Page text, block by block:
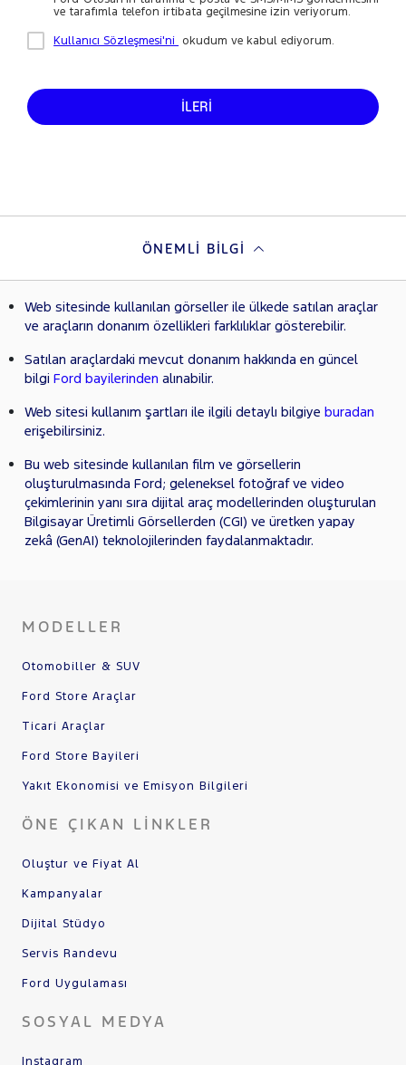
ve tarafımla telefon irtibata geçilmesine izin veriyorum.
Kullanıcı Sözleşmesi'ni okudum ve kabul ediyorum.
İLERİ
ÖNEMLI BILGI
Web sitesinde kullanılan görseller ile ülkede satılan araçlar
ve araçların donanım özellikleri farklılıklar gösterebilir.
Satılan araçlardaki mevcut donanım hakkında en güncel
bilgi Ford bayilerinden alınabilir.
Web sitesi kullanım şartları ile ilgili detaylı bilgiye buradan
erişebilirsiniz.
Bu web sitesinde kullanılan film ve görsellerin
oluşturulmasında Ford; geleneksel fotoğraf ve video
çekimlerinin yanı sıra dijital araç modellerinden oluşturulan
Bilgisayar Üretimli Görsellerden (CGI) ve üretken yapay
zekâ (GenAI) teknolojilerinden faydalanmaktadır.
MODELLER
Otomobiller & SUV
Ford Store Araçlar
Ticari Araçlar
Ford Store Bayileri
Yakıt Ekonomisi ve Emisyon Bilgileri
ÖNE ÇIKAN LINKLER
Oluştur ve Fiyat Al
Kampanyalar
Dijital Stüdyo
Servis Randevu
Ford Uygulaması
SOSYAL MEDYA
Instagram